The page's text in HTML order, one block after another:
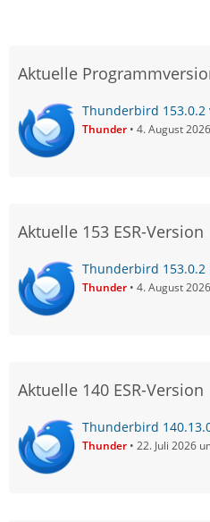
Aktuelle
Thunderbird
Thunder 4. August
Aktuelle 153 ESR-Version
Thunderbird 153.0.2
Thunder 4. August
Aktuelle 140 ESR-Version
Thunderbird
Thunder 22. Juli 2026